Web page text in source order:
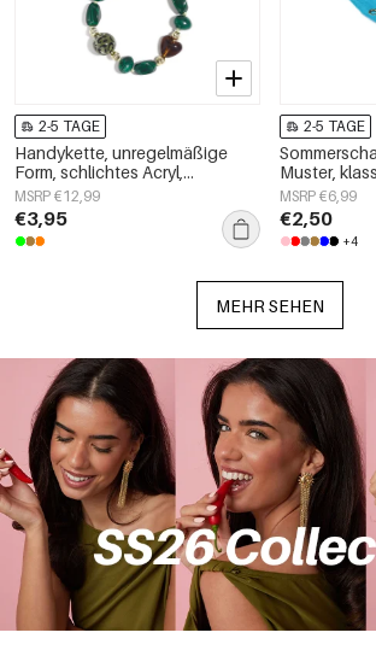
2-5 TAGE
Handykette, unregelmäßige
Form, schlichtes Acryl,
Alltagsaccessoire
MSRP €12,99
€3,95
2-5 TAGE
Muster,
MSRP €6,99
€2,50
+4
MEHR SEHEN